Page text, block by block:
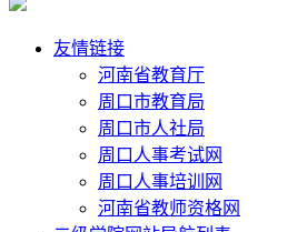
友情链接
河南省教育厅
周口市教育局
周口市人社局
周口人事考试网
周口人事培训网
河南省教师资格网